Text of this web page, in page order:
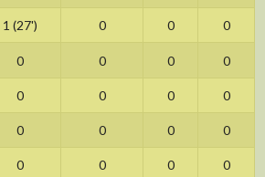
1 (27') 0 0 0
0 0 0 0
0 0 0 0
0 0 0 0
0 0 0 0